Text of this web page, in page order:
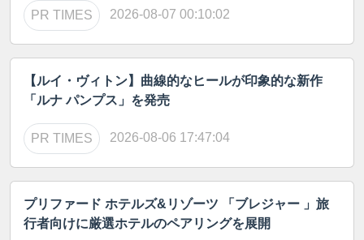
PR TIMES 2026-08-07 00:10:02
【ルイ・ヴィトン】曲線的なヒールが印象的な新作
「ルナ パンプス」を発売
PR TIMES 2026-08-06 17:47:04
プリファード ホテルズ&リゾーツ 「ブレジャー 」旅
行者向けに厳選ホテルのペアリングを展開